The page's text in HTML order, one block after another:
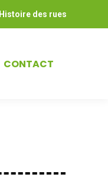
Histoire des rues
CONTACT